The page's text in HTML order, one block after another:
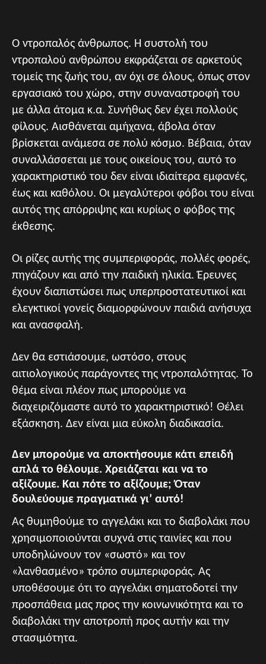
Ο ντροπαλός άνθρωπος. Η συστολή του
ντροπαλού ανθρώπου εκφράζεται σε αρκετούς
τομείς της ζωής του, αν όχι σε όλους, όπως στον
εργασιακό του χώρο, στην συναναστροφή του
με άλλα άτομα κ.α. Συνήθως δεν έχει πολλούς
φίλους. Αισθάνεται αμήχανα, άβολα όταν
βρίσκεται ανάμεσα σε πολύ κόσμο. Βέβαια, όταν
συναλλάσσεται με τους οικείους του, αυτό το
χαρακτηριστικό του δεν είναι ιδιαίτερα εμφανές,
έως και καθόλου. Οι μεγαλύτεροι φόβοι του είναι
αυτός της απόρριψης και κυρίως ο φόβος της
έκθεσης.
Οι ρίζες αυτής της συμπεριφοράς, πολλές φορές,
πηγάζουν και από την παιδική ηλικία. Έρευνες
έχουν διαπιστώσει πως υπερπροστατευτικοί και
ελεγκτικοί γονείς διαμορφώνουν παιδιά ανήσυχα
και ανασφαλή.
Δεν θα εστιάσουμε, ωστόσο, στους
αιτιολογικούς παράγοντες της ντροπαλότητας. Το
θέμα είναι πλέον πως μπορούμε να
διαχειριζόμαστε αυτό το χαρακτηριστικό! Θέλει
εξάσκηση. Δεν είναι μια εύκολη διαδικασία.
Δεν μπορούμε να αποκτήσουμε κάτι επειδή
απλά το θέλουμε. Χρειάζεται και να το
αξίζουμε. Και πότε το αξίζουμε; Όταν
δουλεύουμε πραγματικά γι’ αυτό!
Ας θυμηθούμε το αγγελάκι και το διαβολάκι που
χρησιμοποιούνται συχνά στις ταινίες και που
υποδηλώνουν τον «σωστό» και τον
«λανθασμένο» τρόπο συμπεριφοράς. Ας
υποθέσουμε ότι το αγγελάκι σηματοδοτεί την
προσπάθεια μας προς την κοινωνικότητα και το
διαβολάκι την αποτροπή προς αυτήν και την
στασιμότητα.